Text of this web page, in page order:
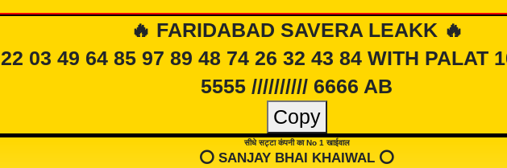
🔥 FARIDABAD SAVERA LEAKK 🔥
22 03 49 64 85 97 89 48 74 26 32 43 84 WITH PALAT
5555 ////////// 6666 AB
Copy
सीधे सट्टा कंपनी का No 1 खाईवाल
⭕️ SANJAY BHAI KHAIWAL ⭕️